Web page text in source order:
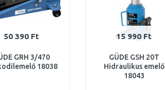
50 390 Ft
GRH 3/470
18038
15 990 Ft
GÜDE GSH 20T
Hidraulikus emelő
18043